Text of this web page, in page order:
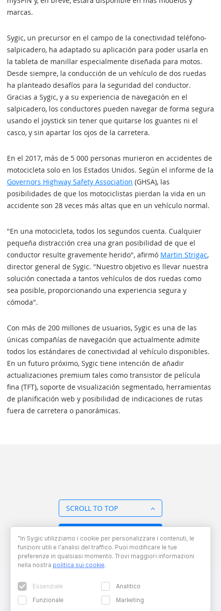
marcas.
Sygic, un precursor en el campo de la conectividad teléfono-
salpicadero, ha adaptado su aplicación para poder usarla en
la tableta de manillar especialmente diseñada para motos.
Desde siempre, la conducción de un vehículo de dos ruedas
ha planteado desafíos para la seguridad del conductor.
Gracias a Sygic, y a su experiencia de navegación en el
salpicadero, los conductores pueden navegar de forma segura
usando el joystick sin tener que quitarse los guantes ni el
casco, y sin apartar los ojos de la carretera.
En el 2017, más de 5 000 personas murieron en accidentes de
motocicleta solo en los Estados Unidos. Según el informe de la
Governors Highway Safety Association (GHSA), las
posibilidades de que los motociclistas pierdan la vida en un
accidente son 28 veces más altas que en un vehículo normal.
"En una motocicleta, todos los segundos cuenta. Cualquier
pequeña distracción crea una gran posibilidad de que el
conductor resulte gravemente herido", afirmó Martin Strigac,
director general de Sygic. "Nuestro objetivo es llevar nuestra
solución conectada a tantos vehículos de dos ruedas como
sea posible, proporcionando una experiencia segura y
cómoda".
Con más de 200 millones de usuarios, Sygic es una de las
únicas compañías de navegación que actualmente admite
todos los estándares de conectividad al vehículo disponibles.
En un futuro próximo, Sygic tiene intención de añadir
actualizaciones premium tales como transistor de película
fina (TFT), soporte de visualización segmentado, herramientas
de planificación web y posibilidad de indicaciones de rutas
fuera de carretera o panorámicas.
SCROLL TO TOP
"In Sygic utilizziamo i cookie per personalizzare i contenuti, le
funzioni utili e l'analisi del traffico. Puoi modificare le tue
preferenze in qualsiasi momento. Trovi maggiori informazioni
nella nostra politica sui cookie.
Essenziale
Analitico
Funzionale
Marketing